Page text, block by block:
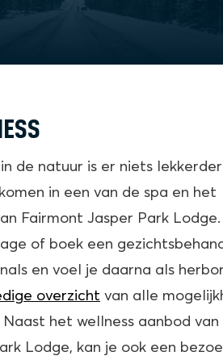
de natuur is er niets
in een van de spa en het
Fairmont Jasper Park
of boek een
en voel je daarna als
overzicht van alle
het wellness aanbod van
Lodge, kan je ook een